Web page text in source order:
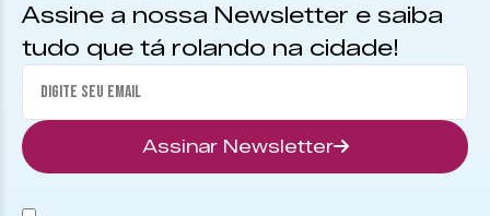
Assine a nossa Newsletter e saiba
tudo que tá rolando na cidade!
Assinar Newsletter